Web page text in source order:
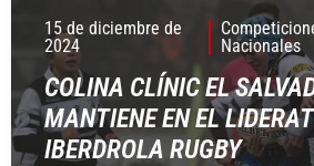
15 de diciembre de
2024
Nacionales
COLINA CLÍNIC EL
MANTIENE EN EL
IBERDROLA RUGBY